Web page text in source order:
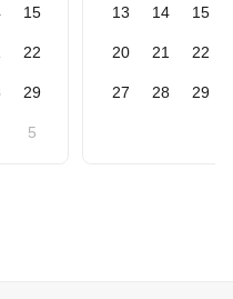
15
22
29
5
13 14 15
20 21 22
27 28 29